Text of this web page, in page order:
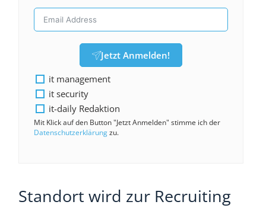
Jetzt Anmelden!
it management
it security
it-daily Redaktion
Mit Klick auf den Button "Jetzt Anmelden" stimme ich der
Datenschutzerklärungzu.
Standort wird zur Recruiting